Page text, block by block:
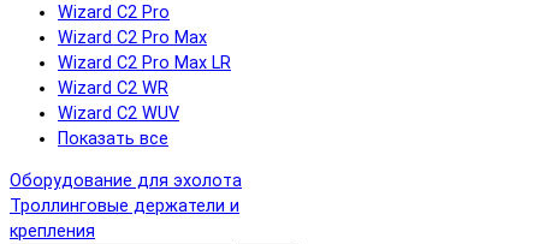
Wizard C2 Pro
Wizard C2 Pro Max
Wizard C2 Pro Max LR
Wizard C2 WR
Wizard C2 WUV
Показать все
Оборудование для эхолота
Троллинговые держатели и
крепления